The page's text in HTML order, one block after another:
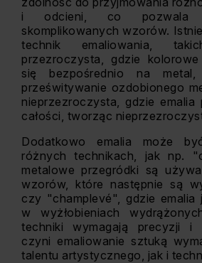
i odcieni, co pozwala
skomplikowanych wzorów.
technik emaliowania,
przezroczysta, gdzie kolorowe
się bezpośrednio na
prześwitywanie ozdobionego
nieprzezroczysta, gdzie
całości, tworząc
Dodatkowo emalia może
różnych technikach, jak np.
metalowe przegródki są
wzorów, które następnie są
czy "champlevé", gdzie emalia
w wyżłobieniach
techniki wymagają precyzji i
czyni emaliowanie sztuką
talentu artystycznego, jak i